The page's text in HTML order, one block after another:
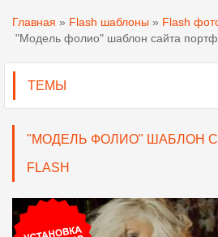
Главная » Flash шаблоны » Flash
"Модель фолио" шаблон сайта
ТЕМЫ
"МОДЕЛЬ ФОЛИО" ШАБЛОН
FLASH